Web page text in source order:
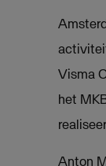
Visma
het
Anton